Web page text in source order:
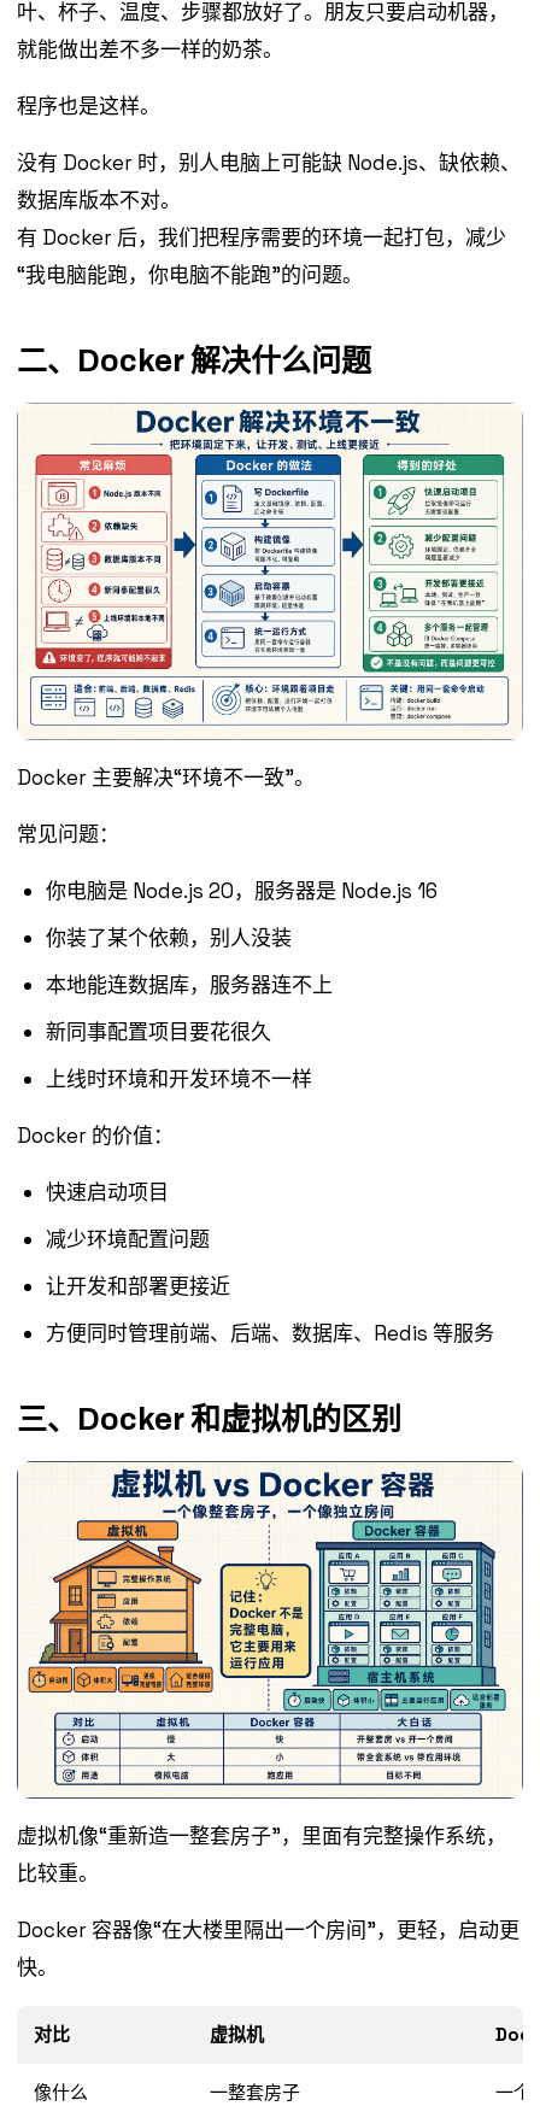
叶、杯子、温度、步骤都放好了。朋友只要启动机器，
就能做出差不多一样的奶茶。
程序也是这样。
没有 Docker 时，别人电脑上可能缺 Node.js、缺依赖、
数据库版本不对。
有 Docker 后，我们把程序需要的环境一起打包，减少
“我电脑能跑，你电脑不能跑”的问题。
二、Docker 解决什么问题
Docker 主要解决“环境不一致”。
常见问题：
你电脑是 Node.js 20，服务器是 Node.js 16
你装了某个依赖，别人没装
本地能连数据库，服务器连不上
新同事配置项目要花很久
上线时环境和开发环境不一样
Docker 的价值：
快速启动项目
减少环境配置问题
让开发和部署更接近
方便同时管理前端、后端、数据库、Redis 等服务
三、Docker 和虚拟机的区别
虚拟机像“重新造一整套房子”，里面有完整操作系统，
比较重。
Docker 容器像“在大楼里隔出一个房间”，更轻，启动更
快。
对比 虚拟机
像什么 一整套房子 一个